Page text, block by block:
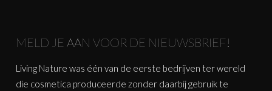
MELD JE AAN VOOR DE NIEUWSBRIEF!
Living Nature was één van de eerste bedrijven ter wereld
die cosmetica produceerde zonder daarbij gebruik te